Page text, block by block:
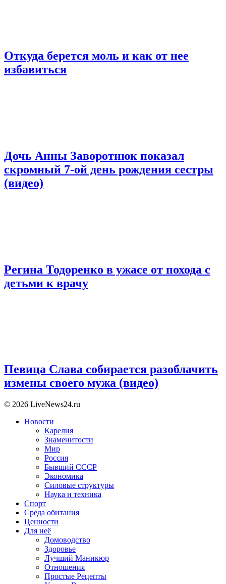
Откуда берется моль и как от нее
избавиться
Дочь Анны Заворотнюк показал
скромный 7-ой день рождения сестры
(видео)
Регина Тодоренко в ужасе от похода с
детьми к врачу
Певица Слава собирается разоблачить
измены своего мужа (видео)
© 2026 LiveNews24.ru
Новости
Карелия
Знаменитости
Мир
Россия
Бывший СССР
Экономика
Силовые структуры
Наука и техника
Спорт
Среда обитания
Ценности
Для неё
Домоводство
Здоровье
Лучший Маникюр
Отношения
Простые Рецепты